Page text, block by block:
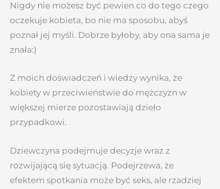
Nigdy nie możesz być pewien co do tego czego
oczekuje kobieta, bo nie ma sposobu, abyś
poznał jej myśli. Dobrze byłoby, aby ona sama je
znała:)
Z moich doświadczeń i wiedzy wynika, że
kobiety w przeciwieństwie do mężczyzn w
większej mierze pozostawiają dzieło
przypadkowi.
Dziewczyna podejmuje decyzje wraz z
rozwijającą się sytuacją. Podejrzewa, że
efektem spotkania może być seks, ale rzadziej